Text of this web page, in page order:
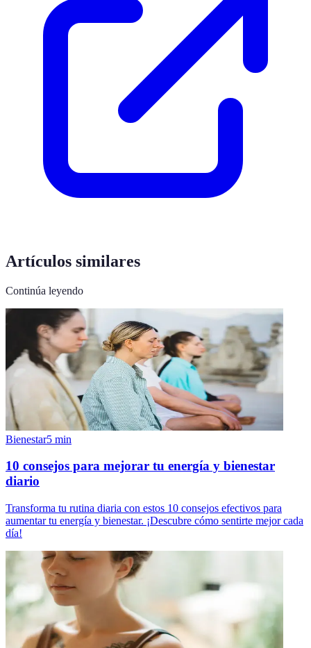
Artículos similares
Continúa leyendo
Bienestar5 min
10 consejos para mejorar tu energía y bienestar
diario
Transforma tu rutina diaria con estos 10 consejos efectivos para
aumentar tu energía y bienestar. ¡Descubre cómo sentirte mejor cada
día!